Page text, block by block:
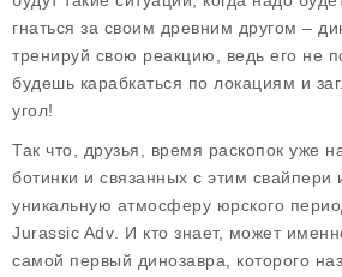
гнаться за своим древним другом –
тренируй свою реакцию, ведь его не
будешь карабкаться по локациям и
угол!
Так что, друзья, время раскопок уже
ботинки и связанных с этим свайпери
уникальную атмосферу юрского
Jurassic Adv . И кто знает, может
самой первый динозавра, которого